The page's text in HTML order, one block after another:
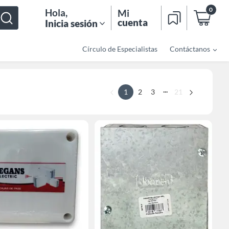
Hola,
Inicia sesión
Mi
cuenta
0
Círculo de Especialistas Contáctanos
1 2 3 ... 21